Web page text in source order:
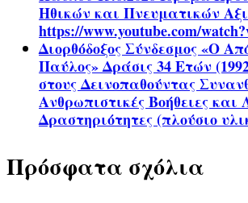
Ηθικών και Πνευματικών
https://www.youtube.com/
Διορθόδοξος Σύνδεσμος «Ο
Παύλος» Δράσις 34 Ετών
στους Δεινοπαθούντας
Ανθρωπιστικές Βοήθειες και
Δραστηριότητες (πλούσιο
Πρόσφατα σχόλια